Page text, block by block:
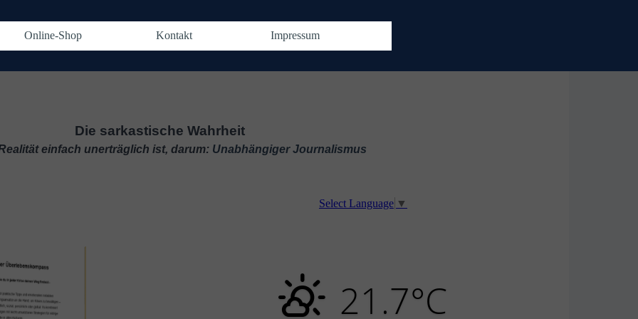
▼
Online-Shop ▼
Kontakt ▼
Impressum
Die sarkastische Wahrheit
einfach unerträglich ist, darum: Unabhängiger Journalismus
Select Language ▼
21.7°C